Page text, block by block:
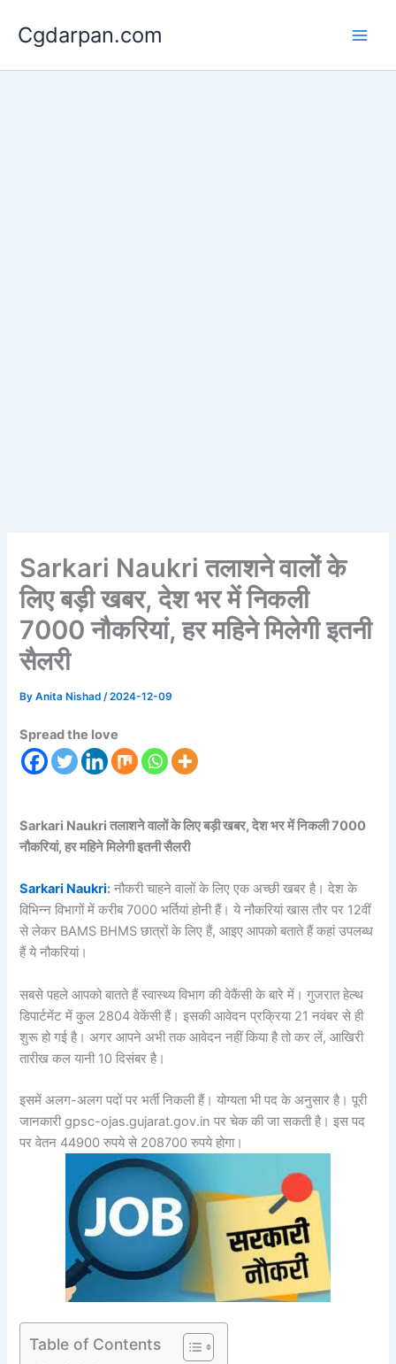
content
Cgdarpan.com
Sarkari Naukri तलाशने वालों के
लिए बड़ी खबर, देश भर में निकली
7000 नौकरियां, हर महिने मिलेगी इतनी
सैलरी
ByAnita Nishad/2024-12-09
Spread the love
Sarkari Naukri तलाशने वालों के लिए बड़ी खबर, देश भर में निकली 7000
नौकरियां, हर महिने मिलेगी इतनी सैलरी
Sarkari Naukri: नौकरी चाहने वालों के लिए एक अच्छी खबर है। देश के
विभिन्न विभागों में करीब 7000 भर्तियां होनी हैं। ये नौकरियां खास तौर पर 12वीं
से लेकर BAMS BHMS छात्रों के लिए हैं, आइए आपको बताते हैं कहां उपलब्ध
हैं ये नौकरियां।
सबसे पहले आपको बातते हैं स्वास्थ्य विभाग की वेकैंसी के बारे में। गुजरात हेल्थ
डिपार्टमेंट में कुल 2804 वेकेंसी हैं। इसकी आवेदन प्रक्रिया 21 नवंबर से ही
शुरू हो गई है। अगर आपने अभी तक आवेदन नहीं किया है तो कर लें, आखिरी
तारीख कल यानी 10 दिसंबर है।
इसमें अलग-अलग पदों पर भर्ती निकली हैं। योग्यता भी पद के अनुसार है। पूरी
जानकारी gpsc-ojas.gujarat.gov.in पर चेक की जा सकती है। इस पद
पर वेतन 44900 रुपये से 208700 रुपये होगा।
Table of Contents